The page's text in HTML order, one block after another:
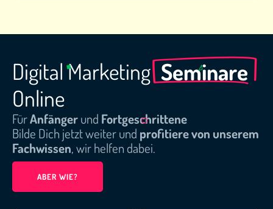
DigitalMarketing Seminare
Online
FürAnfängerund Fortgeschrittene
Bilde Dich jetzt weiter und profitiere von unserem
Fachwissen, wir helfen dabei.
ABER WIE?